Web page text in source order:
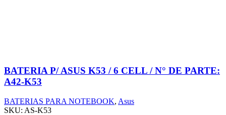
BATERIA P/ ASUS K53 / 6 CELL / N° DE PARTE:
A42-K53
BATERIAS PARA NOTEBOOK, Asus
SKU: AS-K53